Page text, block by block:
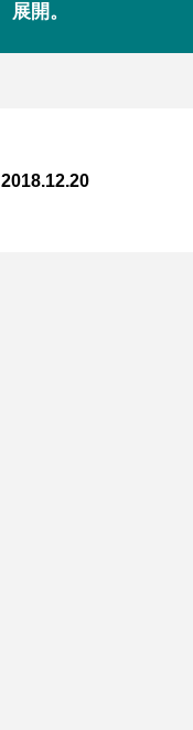
展開。
2018.12.20